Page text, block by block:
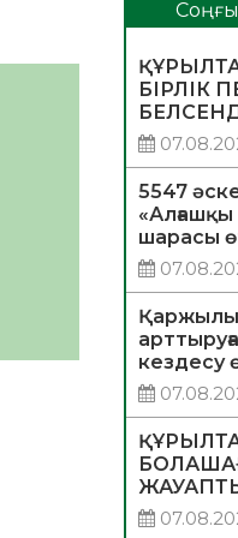
Соңғы
БІРЛІК
5547
«Алғашқы
шарасы
кездесу